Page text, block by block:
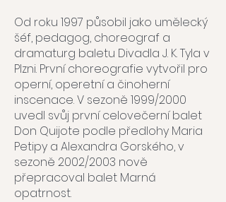
Od roku 1997 působil jako umělecký
šéf, pedagog, choreograf a
dramaturg baletu Divadla J. K. Tyla v
Plzni. První choreografie vytvořil pro
operní, operetní a činoherní
inscenace. V sezoně 1999/2000
uvedl svůj první celovečerní balet
Don Quijote podle předlohy Maria
Petipy a Alexandra Gorského, v
sezoně 2002/2003 nově
přepracoval balet Marná
opatrnost.